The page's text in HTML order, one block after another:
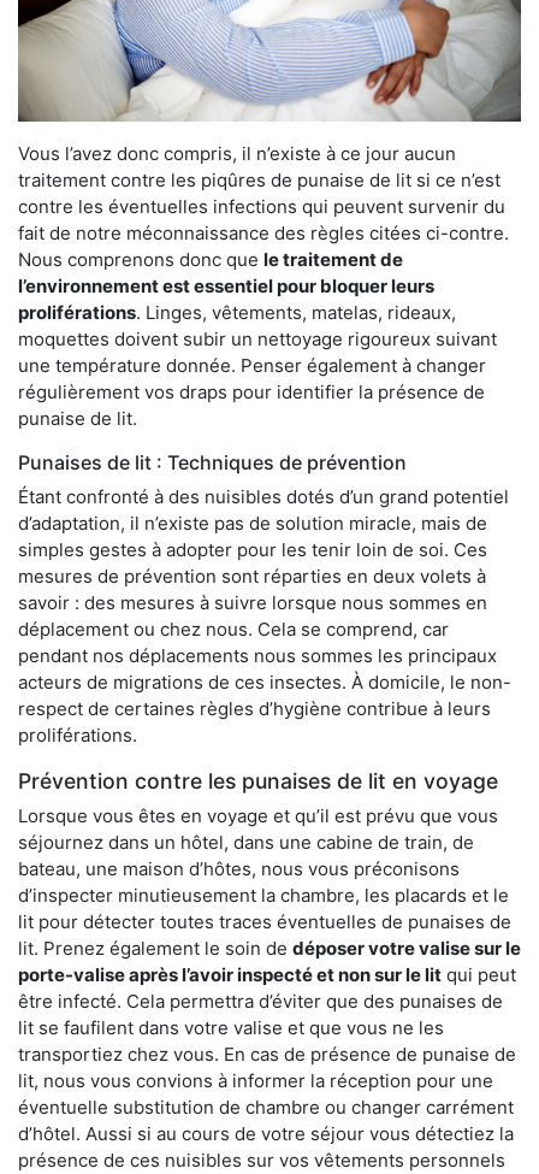
Vous l’avez donc compris, il n’existe à ce jour aucun
traitement contre les piqûres de punaise de lit si ce n’est
contre les éventuelles infections qui peuvent survenir du
fait de notre méconnaissance des règles citées ci-contre.
Nous comprenons donc que le traitement de
l’environnement est essentiel pour bloquer leurs
proliférations. Linges, vêtements, matelas, rideaux,
moquettes doivent subir un nettoyage rigoureux suivant
une température donnée. Penser également à changer
régulièrement vos draps pour identifier la présence de
punaise de lit.
Punaises de lit : Techniques de prévention
Étant confronté à des nuisibles dotés d’un grand potentiel
d’adaptation, il n’existe pas de solution miracle, mais de
simples gestes à adopter pour les tenir loin de soi. Ces
mesures de prévention sont réparties en deux volets à
savoir : des mesures à suivre lorsque nous sommes en
déplacement ou chez nous. Cela se comprend, car
pendant nos déplacements nous sommes les principaux
acteurs de migrations de ces insectes. À domicile, le non-
respect de certaines règles d’hygiène contribue à leurs
proliférations.
Prévention contre les punaises de lit en voyage
Lorsque vous êtes en voyage et qu’il est prévu que vous
séjournez dans un hôtel, dans une cabine de train, de
bateau, une maison d’hôtes, nous vous préconisons
d’inspecter minutieusement la chambre, les placards et le
lit pour détecter toutes traces éventuelles de punaises de
lit. Prenez également le soin de déposer votre valise sur le
porte-valise après l’avoir inspecté et non sur le lit qui peut
être infecté. Cela permettra d’éviter que des punaises de
lit se faufilent dans votre valise et que vous ne les
transportiez chez vous. En cas de présence de punaise de
lit, nous vous convions à informer la réception pour une
éventuelle substitution de chambre ou changer carrément
d’hôtel. Aussi si au cours de votre séjour vous détectiez la
présence de ces nuisibles sur vos vêtements personnels